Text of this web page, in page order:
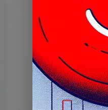
Dans mon tiroir
Dans mon tiroir
Dans mon tiroir